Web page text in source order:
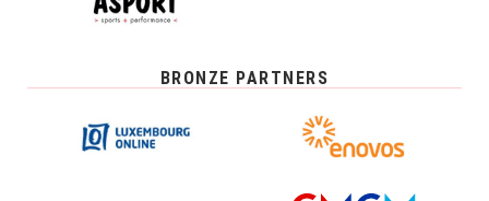
BRONZE PARTNERS